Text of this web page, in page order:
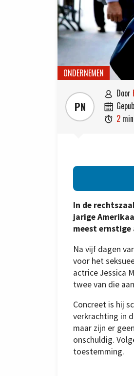
ONDERNEMEN
PN
 door

 2
In de
jarige
meest
Na vijf dagen
voor het
actrice Jessica
twee van die
Concreet is hij
verkrachting in
maar zijn er
onschuldig.
toestemming.